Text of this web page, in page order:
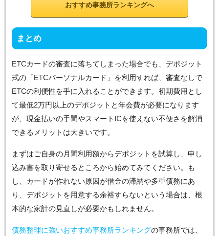
おすすめ事務所ランキングへ
まとめ
ETCカードの審査に落ちてしまった場合でも、デポジット
式の「ETCパーソナルカード」を利用すれば、審査なしで
ETCの利便性を手に入れることができます。初期費用とし
て最低2万円以上のデポジットと年会費が必要になります
が、現金払いの手間やスマートICを使えない不便さを解消
できるメリットは大きいです。
まずはご自身の月間利用額からデポジットを試算し、申し
込み書を取り寄せるところから始めてみてください。も
し、カードが作れない原因が借金の滞納や多重債務にあ
り、デポジットを用意する余裕すらないという場合は、根
本的な家計の見直しが必要かもしれません。
債務整理に強いおすすめ事務所ランキングの事務所では、